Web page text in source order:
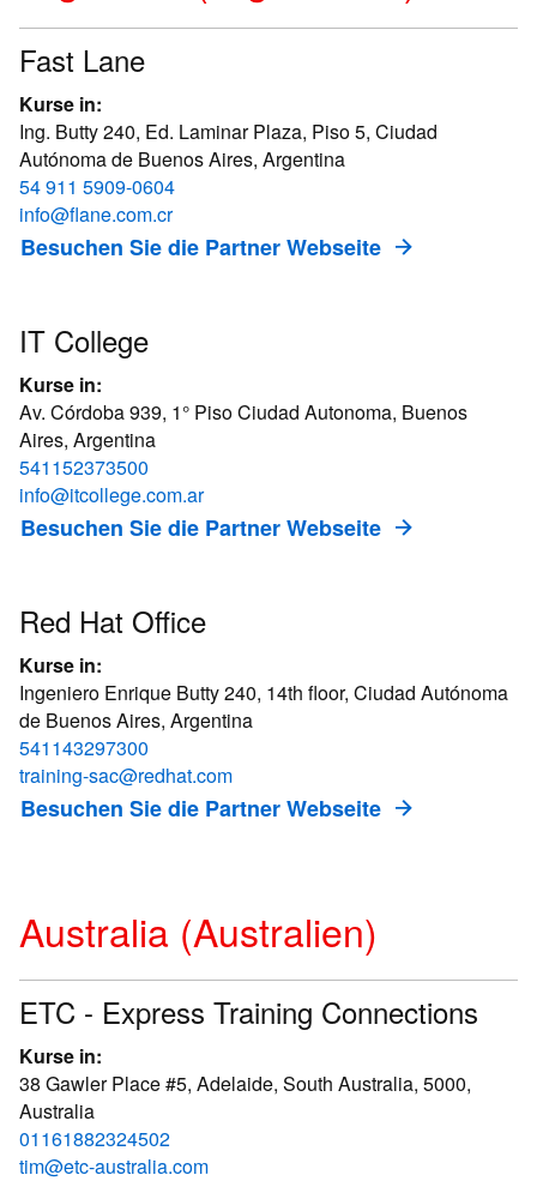
Fast Lane
Kurse in:
Ing. Butty 240, Ed. Laminar Plaza, Piso 5, Ciudad
Autónoma de Buenos Aires, Argentina
54 911 5909-0604
info@flane.com.cr
Besuchen Sie die Partner Webseite
IT College
Kurse in:
Av. Córdoba 939, 1° Piso Ciudad Autonoma, Buenos
Aires, Argentina
541152373500
info@itcollege.com.ar
Besuchen Sie die Partner Webseite
Red Hat Office
Kurse in:
Ingeniero Enrique Butty 240, 14th floor, Ciudad Autónoma
de Buenos Aires, Argentina
541143297300
training-sac@redhat.com
Besuchen Sie die Partner Webseite
Australia (Australien)
ETC - Express Training Connections
Kurse in:
38 Gawler Place #5, Adelaide, South Australia, 5000,
Australia
01161882324502
tim@etc-australia.com